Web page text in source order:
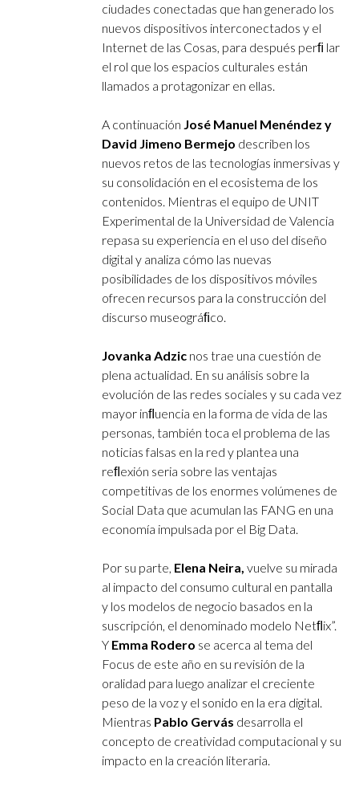
ciudades conectadas que han generado los
nuevos dispositivos interconectados y el
Internet de las Cosas, para después perﬁ lar
el rol que los espacios culturales están
llamados a protagonizar en ellas.
A continuación José Manuel Menéndez y
David Jimeno Bermejo describen los
nuevos retos de las tecnologías inmersivas y
su consolidación en el ecosistema de los
contenidos. Mientras el equipo de UNIT
Experimental de la Universidad de Valencia
repasa su experiencia en el uso del diseño
digital y analiza cómo las nuevas
posibilidades de los dispositivos móviles
ofrecen recursos para la construcción del
discurso museográﬁco.
Jovanka Adzic nos trae una cuestión de
plena actualidad. En su análisis sobre la
evolución de las redes sociales y su cada vez
mayor inﬂuencia en la forma de vida de las
personas, también toca el problema de las
noticias falsas en la red y plantea una
reﬂexión seria sobre las ventajas
competitivas de los enormes volúmenes de
Social Data que acumulan las FANG en una
economía impulsada por el Big Data.
Por su parte, Elena Neira, vuelve su mirada
al impacto del consumo cultural en pantalla
y los modelos de negocio basados en la
suscripción, el denominado modelo Netﬂix”.
Y Emma Rodero se acerca al tema del
Focus de este año en su revisión de la
oralidad para luego analizar el creciente
peso de la voz y el sonido en la era digital.
Mientras Pablo Gervás desarrolla el
concepto de creatividad computacional y su
impacto en la creación literaria.